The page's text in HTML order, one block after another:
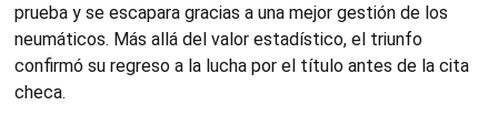
prueba y se escapara gracias a una mejor gestión de los
neumáticos. Más allá del valor estadístico, el triunfo
confirmó su regreso a la lucha por el título antes de la cita
checa.